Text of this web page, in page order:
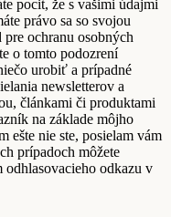
pocit, že s vašimi údajmi
právo sa so svojou
ochranu osobných
o tomto podozrení
urobiť a prípadné
newsletterov a
článkami či produktami
na základe môjho
ešte nie ste, posielam vám
prípadoch môžete
odkazu v